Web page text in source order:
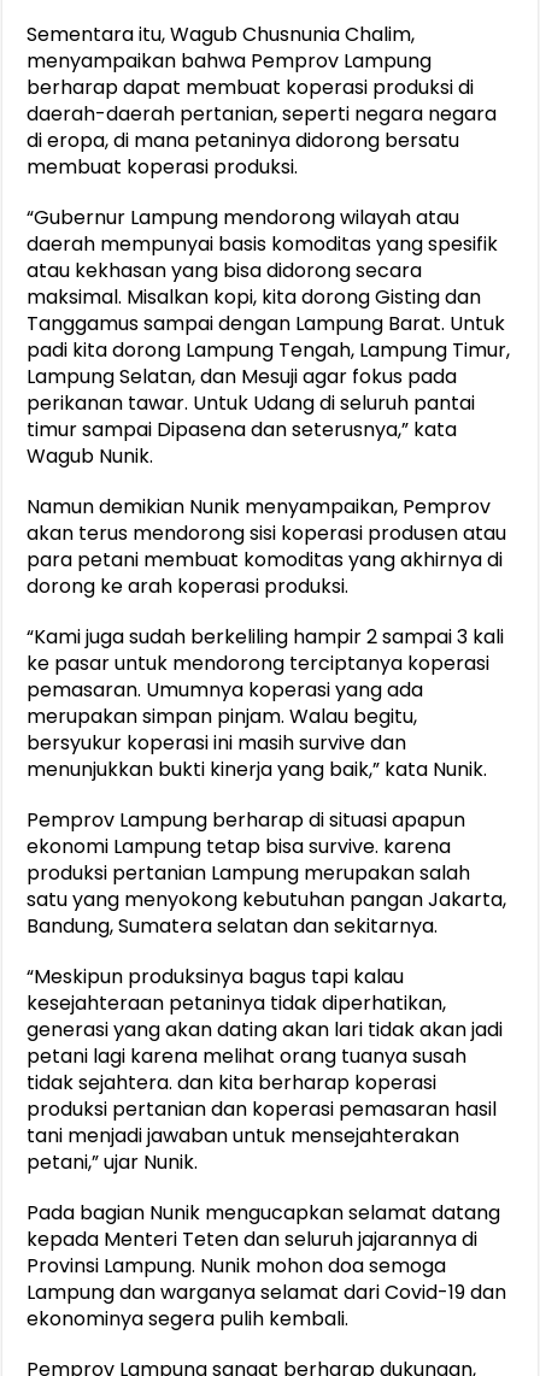
Sementara itu, Wagub Chusnunia Chalim,
menyampaikan bahwa Pemprov Lampung
berharap dapat membuat koperasi produksi di
daerah-daerah pertanian, seperti negara negara
di eropa, di mana petaninya didorong bersatu
membuat koperasi produksi.
“Gubernur Lampung mendorong wilayah atau
daerah mempunyai basis komoditas yang spesifik
atau kekhasan yang bisa didorong secara
maksimal. Misalkan kopi, kita dorong Gisting dan
Tanggamus sampai dengan Lampung Barat. Untuk
padi kita dorong Lampung Tengah, Lampung Timur,
Lampung Selatan, dan Mesuji agar fokus pada
perikanan tawar. Untuk Udang di seluruh pantai
timur sampai Dipasena dan seterusnya,” kata
Wagub Nunik.
Namun demikian Nunik menyampaikan, Pemprov
akan terus mendorong sisi koperasi produsen atau
para petani membuat komoditas yang akhirnya di
dorong ke arah koperasi produksi.
“Kami juga sudah berkeliling hampir 2 sampai 3 kali
ke pasar untuk mendorong terciptanya koperasi
pemasaran. Umumnya koperasi yang ada
merupakan simpan pinjam. Walau begitu,
bersyukur koperasi ini masih survive dan
menunjukkan bukti kinerja yang baik,” kata Nunik.
Pemprov Lampung berharap di situasi apapun
ekonomi Lampung tetap bisa survive. karena
produksi pertanian Lampung merupakan salah
satu yang menyokong kebutuhan pangan Jakarta,
Bandung, Sumatera selatan dan sekitarnya.
“Meskipun produksinya bagus tapi kalau
kesejahteraan petaninya tidak diperhatikan,
generasi yang akan dating akan lari tidak akan jadi
petani lagi karena melihat orang tuanya susah
tidak sejahtera. dan kita berharap koperasi
produksi pertanian dan koperasi pemasaran hasil
tani menjadi jawaban untuk mensejahterakan
petani,” ujar Nunik.
Pada bagian Nunik mengucapkan selamat datang
kepada Menteri Teten dan seluruh jajarannya di
Provinsi Lampung. Nunik mohon doa semoga
Lampung dan warganya selamat dari Covid-19 dan
ekonominya segera pulih kembali.
Pemprov Lampung sangat berharap dukungan,